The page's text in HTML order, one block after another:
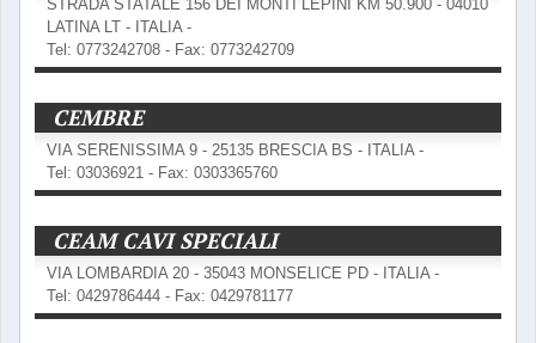
STRADA STATALE 156 DEI MONTI LEPINI KM 50.900 - 04010
LATINA LT - ITALIA -
Tel: 0773242708 - Fax: 0773242709
CEMBRE
VIA SERENISSIMA 9 - 25135 BRESCIA BS - ITALIA -
Tel: 03036921 - Fax: 0303365760
CEAM CAVI SPECIALI
VIA LOMBARDIA 20 - 35043 MONSELICE PD - ITALIA -
Tel: 0429786444 - Fax: 0429781177